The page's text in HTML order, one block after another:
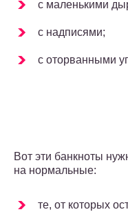
с маленькими
с надписями;
с оторванными
Вот эти банкноты
на нормальные:
те, от которых